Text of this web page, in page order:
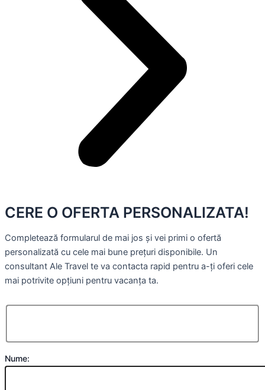
CERE O OFERTA PERSONALIZATA!
Completează formularul de mai jos și vei primi o ofertă
personalizată cu cele mai bune prețuri disponibile. Un
consultant Ale Travel te va contacta rapid pentru a-ți oferi cele
mai potrivite opțiuni pentru vacanța ta.
Nume: